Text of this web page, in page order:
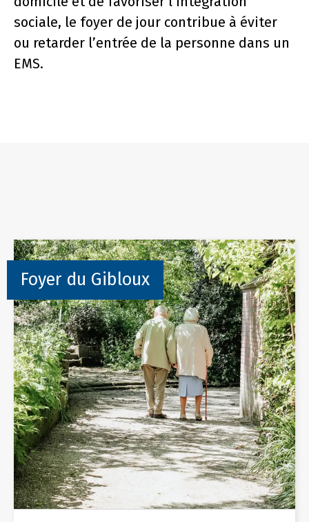
sociale, le foyer de jour contribue à éviter
ou retarder l’entrée de la personne dans un
EMS.
Foyer du Gibloux